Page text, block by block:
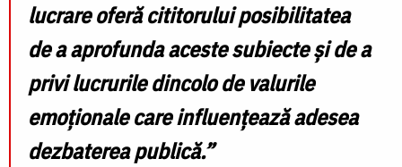
lucrare oferă cititorului posibilitatea
de a aprofunda aceste subiecte și de a
privi lucrurile dincolo de valurile
emoționale care influențează adesea
dezbaterea publică.”